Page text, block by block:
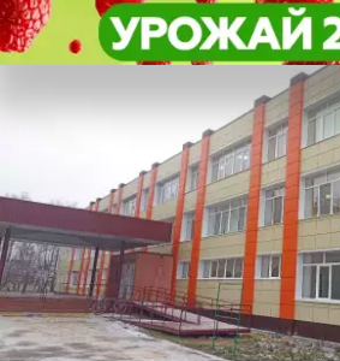
В Пачелме
Учеба
В Пачелме
Учеба
Другие
новости
теме
Погода и
курсы
Пензе